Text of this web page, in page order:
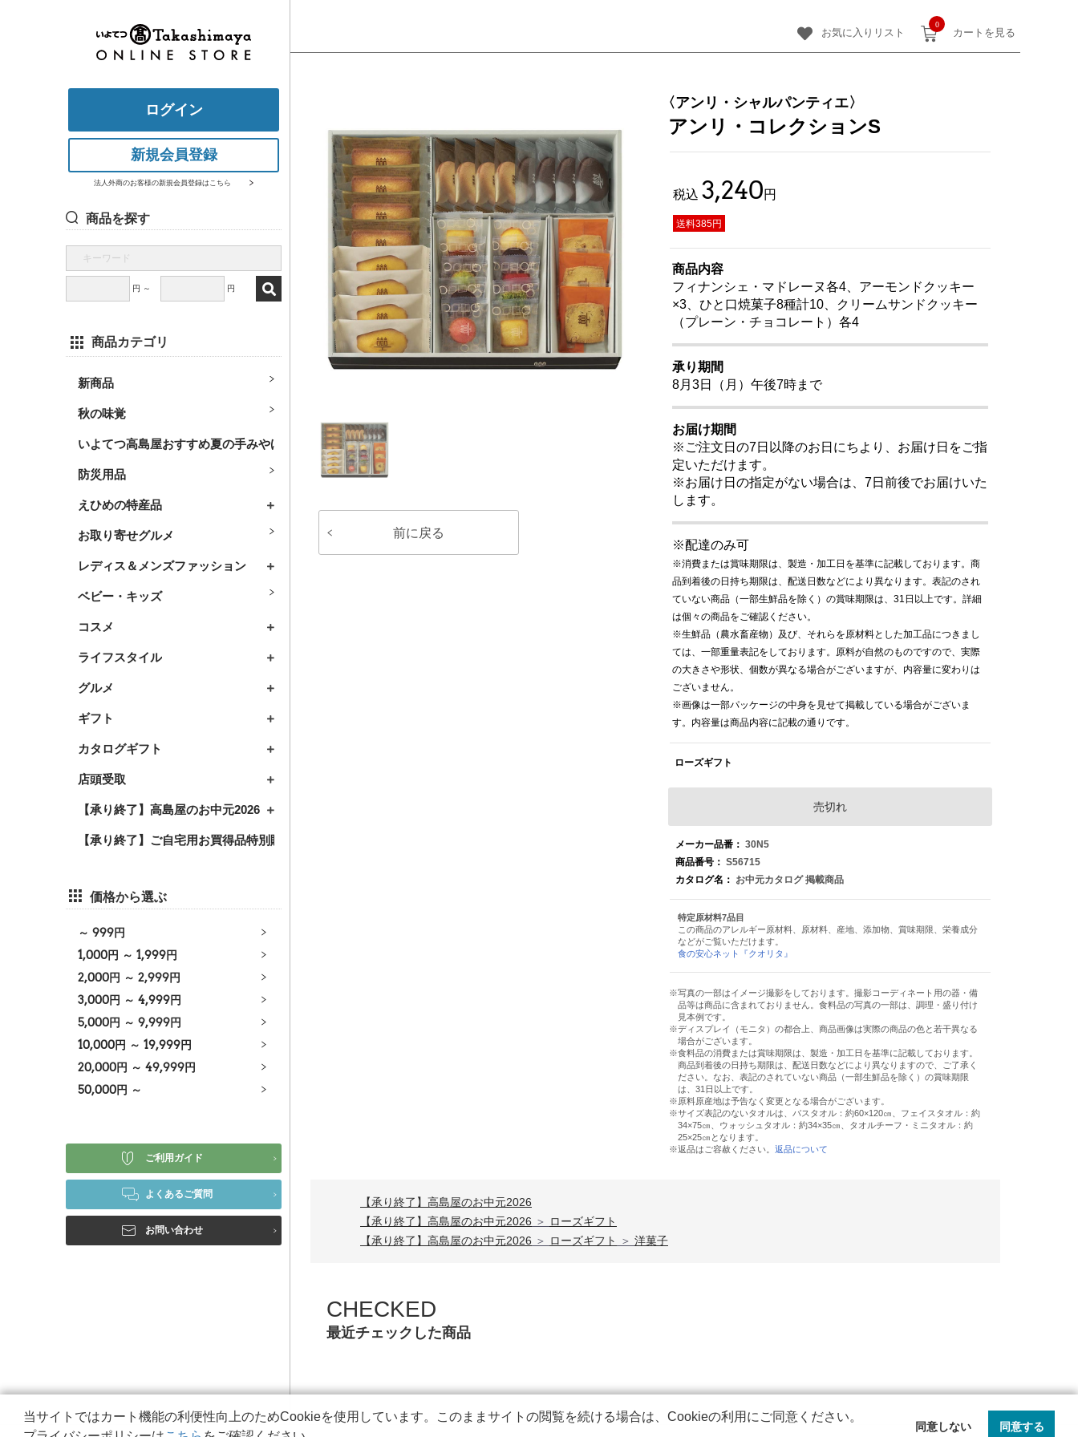
お気に入りリスト
0
カートを見る
ログイン
新規会員登録
法人外商のお客様の新規会員登録はこちら
商品を探す
円 ～ 円
商品カテゴリ
新商品
秋の味覚
いよてつ高島屋おすすめ夏の手みやげ
防災用品
えひめの特産品
お取り寄せグルメ
レディス＆メンズファッション
ベビー・キッズ
コスメ
ライフスタイル
グルメ
ギフト
カタログギフト
店頭受取
【承り終了】高島屋のお中元2026
【承り終了】ご自宅用お買得品特別販売2026
価格から選ぶ
～ 999円
1,000円 ～ 1,999円
2,000円 ～ 2,999円
3,000円 ～ 4,999円
5,000円 ～ 9,999円
10,000円 ～ 19,999円
20,000円 ～ 49,999円
50,000円 ～
ご利用ガイド
よくあるご質問
お問い合わせ
前に戻る
〈アンリ・シャルパンティエ〉
アンリ・コレクションS
税込 3,240円
送料385円
商品内容
フィナンシェ・マドレーヌ各4、アーモンドクッキー
×3、ひと口焼菓子8種計10、クリームサンドクッキー
（プレーン・チョコレート）各4
承り期間
8月3日（月）午後7時まで
お届け期間
※ご注文日の7日以降のお日にちより、お届け日をご指
定いただけます。
※お届け日の指定がない場合は、7日前後でお届けいた
します。
※配達のみ可
※消費または賞味期限は、製造・加工日を基準に記載しております。商
品到着後の日持ち期限は、配送日数などにより異なります。表記のされ
ていない商品（一部生鮮品を除く）の賞味期限は、31日以上です。詳細
は個々の商品をご確認ください。
※生鮮品（農水畜産物）及び、それらを原材料とした加工品につきまし
ては、一部重量表記をしております。原料が自然のものですので、実際
の大きさや形状、個数が異なる場合がございますが、内容量に変わりは
ございません。
※画像は一部パッケージの中身を見せて掲載している場合がございま
す。内容量は商品内容に記載の通りです。
ローズギフト
売切れ
メーカー品番： 30N5
商品番号： S56715
カタログ名： お中元カタログ 掲載商品
特定原材料7品目
この商品のアレルギー原材料、原材料、産地、添加物、賞味期限、栄養成分
などがご覧いただけます。
食の安心ネット『クオリタ』
写真の一部はイメージ撮影をしております。撮影コーディネート用の器・備
品等は商品に含まれておりません。食料品の写真の一部は、調理・盛り付け
見本例です。
ディスプレイ（モニタ）の都合上、商品画像は実際の商品の色と若干異なる
場合がございます。
食料品の消費または賞味期限は、製造・加工日を基準に記載しております。
商品到着後の日持ち期限は、配送日数などにより異なりますので、ご了承く
ださい。なお、表記のされていない商品（一部生鮮品を除く）の賞味期限
は、31日以上です。
原料原産地は予告なく変更となる場合がございます。
サイズ表記のないタオルは、バスタオル：約60×120㎝、フェイスタオル：約
34×75㎝、ウォッシュタオル：約34×35㎝、タオルチーフ・ミニタオル：約
25×25㎝となります。
返品はご容赦ください。 返品について
【承り終了】高島屋のお中元2026
【承り終了】高島屋のお中元2026 ＞ ローズギフト
【承り終了】高島屋のお中元2026 ＞ ローズギフト ＞ 洋菓子
CHECKED
最近チェックした商品
当サイトではカート機能の利便性向上のためCookieを使用しています。このままサイトの閲覧を続ける場合は、Cookieの利用にご同意ください。
同意しない 同意する